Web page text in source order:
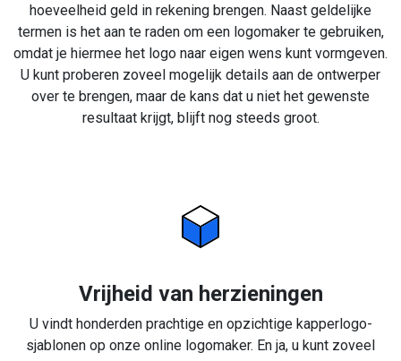
hoeveelheid geld in rekening brengen. Naast geldelijke
termen is het aan te raden om een logomaker te gebruiken,
omdat je hiermee het logo naar eigen wens kunt vormgeven.
U kunt proberen zoveel mogelijk details aan de ontwerper
over te brengen, maar de kans dat u niet het gewenste
resultaat krijgt, blijft nog steeds groot.
Vrijheid van herzieningen
U vindt honderden prachtige en opzichtige kapperlogo-
sjablonen op onze online logomaker. En ja, u kunt zoveel